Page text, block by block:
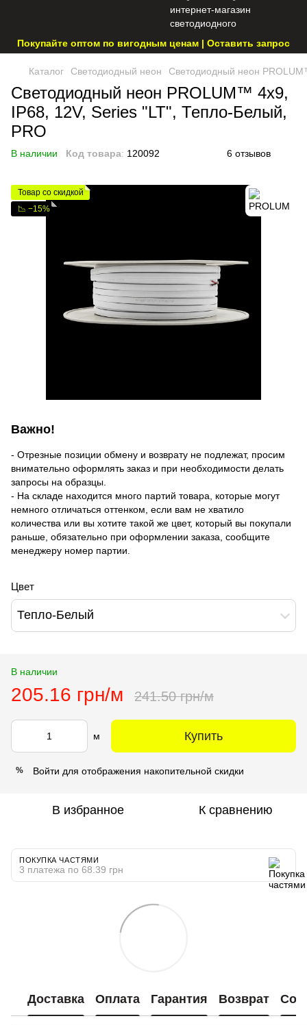
Покупайте оптом по вигодным ценам | Оставить запрос
Каталог Светодиодный неон Светодиодный неон
Светодиодный неон PROLUM™ 4x9,
IP68, 12V, Series "LT", Тепло-Белый,
PRO
В наличии Код товара: 120092 6 отзывов
Товар со скидкой
📉 −15%
Важно!
- Отрезные позиции обмену и возврату не подлежат, просим
внимательно оформлять заказ и при необходимости делать
запросы на образцы.
- На складе находится много партий товара, которые могут
немного отличаться оттенком, если вам не хватило
количества или вы хотите такой же цвет, который вы покупали
раньше, обязательно при оформлении заказа, сообщите
менеджеру номер партии.
Цвет
Тепло-Белый
В наличии
205.16 грн/м 241.50 грн/м
м Купить
% Войти для отображения накопительной скидки
В избранное К сравнению
ПОКУПКА ЧАСТЯМИ
3 платежа по 68.39 грн
Доставка Оплата Гарантия Возврат